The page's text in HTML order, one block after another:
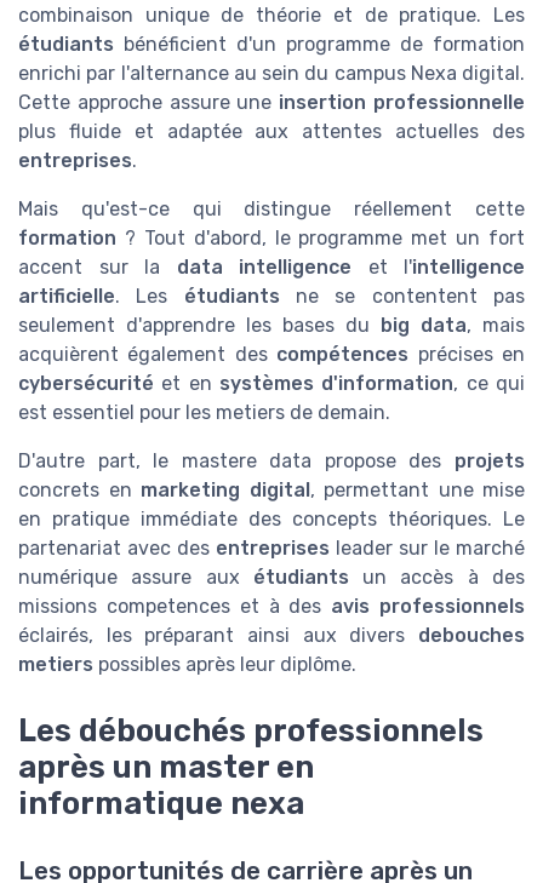
combinaison unique de théorie et de pratique. Les
étudiants bénéficient d'un programme de formation
enrichi par l'alternance au sein du campus Nexa digital.
Cette approche assure une insertion professionnelle
plus fluide et adaptée aux attentes actuelles des
entreprises.
Mais qu'est-ce qui distingue réellement cette
formation ? Tout d'abord, le programme met un fort
accent sur la data intelligence et l'intelligence
artificielle. Les étudiants ne se contentent pas
seulement d'apprendre les bases du
big data, mais
acquièrent également des compétences précises en
cybersécurité et en systèmes d'information, ce qui
est essentiel pour les metiers de demain.
D'autre part, le mastere data propose des projets
concrets en marketing digital , permettant une mise
en pratique immédiate des concepts théoriques. Le
partenariat avec des entreprises leader sur le marché
numérique assure aux étudiants un accès à des
missions competences et à des avis professionnels
éclairés, les préparant ainsi aux divers debouches
metiers possibles après leur diplôme.
Les débouchés professionnels
après un master en
informatique nexa
Les opportunités de carrière après un